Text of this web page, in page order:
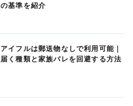
の基準を紹介
アイフルは郵送物なしで利用可能｜
届く種類と家族バレを回避する方法